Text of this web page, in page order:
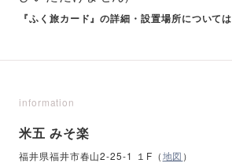
『ふく旅カード』の詳細・設置場所については
information
米五 みそ楽
福井県福井市春山2-25-1 １F（地図 ）